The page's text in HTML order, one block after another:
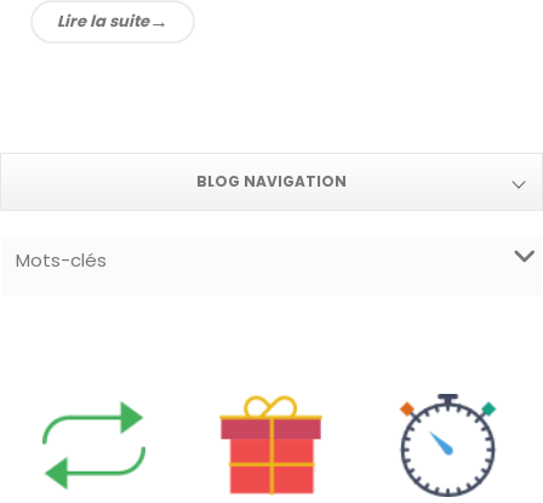
Lire la suite
BLOG NAVIGATION
Mots-clés